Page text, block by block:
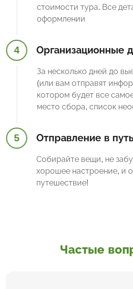
стоимости тура. Все
оформлении
4 Организационные
За несколько дней до
(или вам отправят
котором будет все
место сбора, список
5 Отправление в
Собирайте вещи, не
хорошее настроение, и
путешествие!
Частые